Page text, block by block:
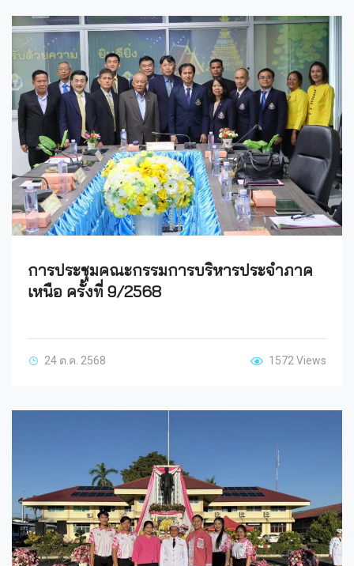
​การประชุมคณะกรรมการบริหารประจำภาค
เหนือ ครั้งที่ 9/2568
24 ต.ค. 2568 1572 Views